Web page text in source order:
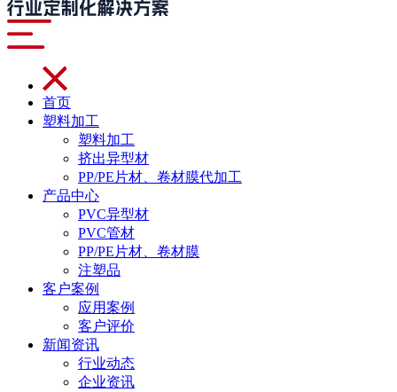
首页
塑料加工
塑料加工
挤出异型材
PP/PE片材、卷材膜代加工
产品中心
PVC异型材
PVC管材
PP/PE片材、卷材膜
注塑品
客户案例
应用案例
客户评价
新闻资讯
行业动态
企业资讯